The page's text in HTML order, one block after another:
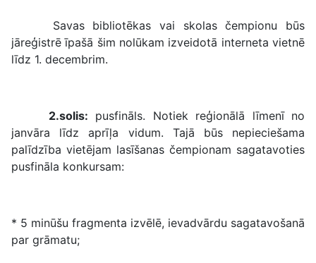
Savas bibliotēkas vai skolas čempionu būs
jāreģistrē īpašā šim nolūkam izveidotā interneta vietnē
līdz 1. decembrim.
2.solis: pusfināls. Notiek reģionālā līmenī no
janvāra līdz aprīļa vidum. Tajā būs nepieciešama
palīdzība vietējam lasīšanas čempionam sagatavoties
pusfināla konkursam:
* 5 minūšu fragmenta izvēlē, ievadvārdu sagatavošanā
par grāmatu;